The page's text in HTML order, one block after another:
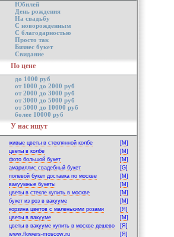
Юбилей
День рождения
На свадьбу
С новорожденным
С благодарностью
Просто так
Бизнес букет
Свидание
По цене
до 1000 руб
от 1000 до 2000 руб
от 2000 до 3000 руб
от 3000 до 5000 руб
от 5000 до 10000 руб
более 10000 руб
У нас ищут
живые цветы в стеклянной колбе
[M]
цветы в колбе
[M]
фото большой букет
[M]
амариллис свадебный букет
[G]
полевой букет доставка по москве
[M]
вакуумные букеты
[M]
цветы в стекле купить в москве
[M]
букет из роз в вакууме
[M]
корзина цветов с маленькими розами
[Я]
цветы в вакууме
[M]
цветы в вакууме купить в москве дешево
[Я]
www.flowers-moscow.ru
[Я]